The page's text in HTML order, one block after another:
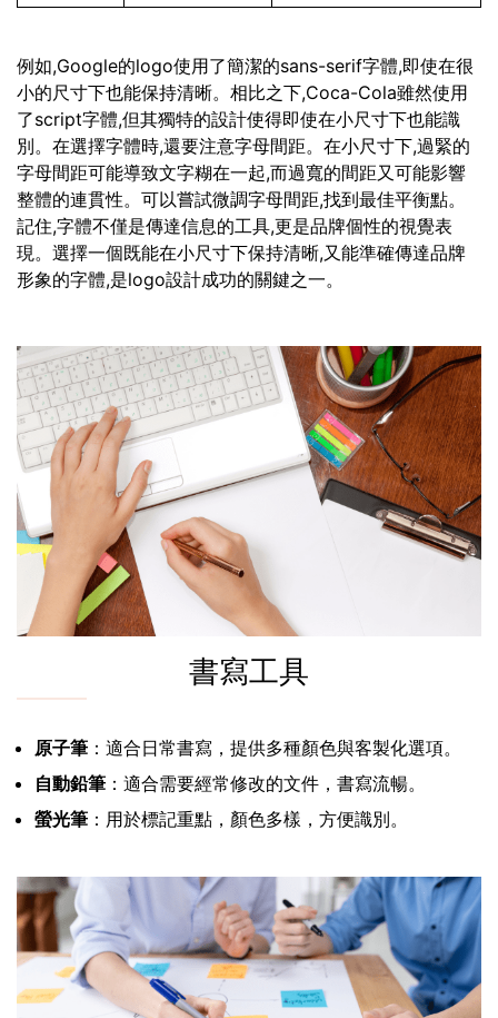
例如,Google的logo使用了簡潔的sans-serif字體,即使在很
小的尺寸下也能保持清晰。相比之下,Coca-Cola雖然使用
了script字體,但其獨特的設計使得即使在小尺寸下也能識
別。在選擇字體時,還要注意字母間距。在小尺寸下,過緊的
字母間距可能導致文字糊在一起,而過寬的間距又可能影響
整體的連貫性。可以嘗試微調字母間距,找到最佳平衡點。
記住,字體不僅是傳達信息的工具,更是品牌個性的視覺表
現。選擇一個既能在小尺寸下保持清晰,又能準確傳達品牌
形象的字體,是logo設計成功的關鍵之一。
書寫工具
原子筆 ：適合日常書寫，提供多種顏色與客製化選項。
自動鉛筆 ：適合需要經常修改的文件，書寫流暢。
螢光筆 ：用於標記重點，顏色多樣，方便識別。